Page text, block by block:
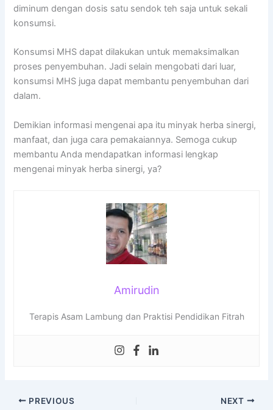
diminum dengan dosis satu sendok teh saja untuk sekali
konsumsi.
Konsumsi MHS dapat dilakukan untuk memaksimalkan
proses penyembuhan. Jadi selain mengobati dari luar,
konsumsi MHS juga dapat membantu penyembuhan dari
dalam.
Demikian informasi mengenai apa itu minyak herba sinergi,
manfaat, dan juga cara pemakaiannya. Semoga cukup
membantu Anda mendapatkan informasi lengkap
mengenai minyak herba sinergi, ya?
Amirudin
Terapis Asam Lambung dan Praktisi Pendidikan Fitrah
PREVIOUS NEXT